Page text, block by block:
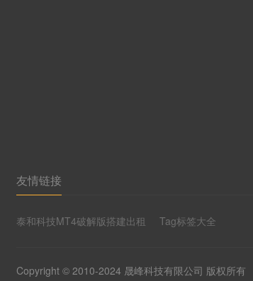
友情链接
泰和科技MT4破解版搭建出租 Tag标签大全
Copyright © 2010-2024 晟峰科技有限公司 版权所有